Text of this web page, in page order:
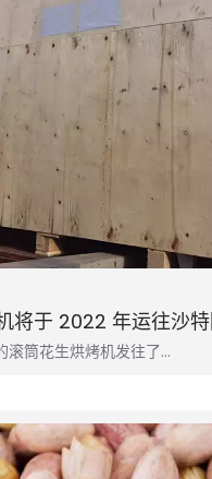
将于 2022 年运往沙
滚筒花生烘烤机发往了…